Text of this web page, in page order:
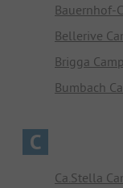
Bauernhof-
Bellerive
Brigga
Bumbach
C
Ca.Stella